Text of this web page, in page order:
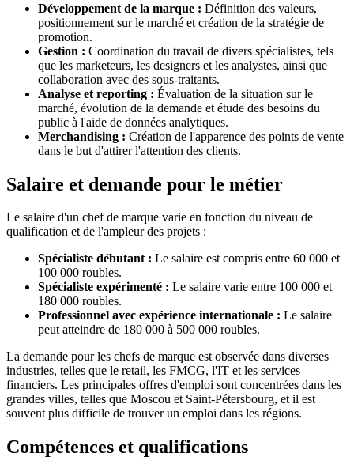
Développement de la marque : Définition des valeurs,
positionnement sur le marché et création de la stratégie de
promotion.
Gestion : Coordination du travail de divers spécialistes, tels
que les marketeurs, les designers et les analystes, ainsi que
collaboration avec des sous-traitants.
Analyse et reporting : Évaluation de la situation sur le
marché, évolution de la demande et étude des besoins du
public à l'aide de données analytiques.
Merchandising : Création de l'apparence des points de vente
dans le but d'attirer l'attention des clients.
Salaire et demande pour le métier
Le salaire d'un chef de marque varie en fonction du niveau de
qualification et de l'ampleur des projets :
Spécialiste débutant : Le salaire est compris entre 60 000 et
100 000 roubles.
Spécialiste expérimenté : Le salaire varie entre 100 000 et
180 000 roubles.
Professionnel avec expérience internationale : Le salaire
peut atteindre de 180 000 à 500 000 roubles.
La demande pour les chefs de marque est observée dans diverses
industries, telles que le retail, les FMCG, l'IT et les services
financiers. Les principales offres d'emploi sont concentrées dans les
grandes villes, telles que Moscou et Saint-Pétersbourg, et il est
souvent plus difficile de trouver un emploi dans les régions.
Compétences et qualifications